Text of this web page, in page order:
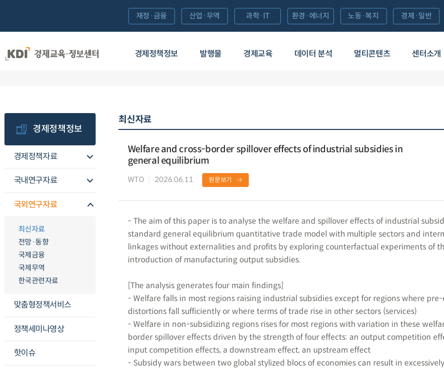
경제정책정보 발행물 경제교육 데이터 분석 멀티콘텐츠 센터소개
재정·금융 산업·무역 과학·IT 환경·에너지 노동·복지 경제·일반
경제정책정보
경제정책자료
국내연구자료
국외연구자료
최신자료
전망·동향
국제금융
국제무역
한국관련자료
맞춤형정책서비스
정책세미나영상
핫이슈
최신자료
Welfare and cross-border spillover effects of industrial subsidies in
general equilibrium
WTO 2026.06.11 원문보기
- The aim of this paper is to analyse the welfare and spillover effects of industrial
standard general equilibrium quantitative trade model with multiple sectors and
linkages without externalities and profits by exploring counterfactual experiments of
introduction of manufacturing output subsidies.
[The analysis generates four main findings]
- Welfare falls in most regions raising industrial subsidies except for regions where
distortions fall sufficiently or where terms of trade rise in other sectors (services)
- Welfare in non-subsidizing regions rises for most regions with variation in these
border spillover effects driven by the strength of four effects: an output competition
input competition effects, a downstream effect, an upstream effect
- Subsidy wars between two global stylized blocs of economies can result in